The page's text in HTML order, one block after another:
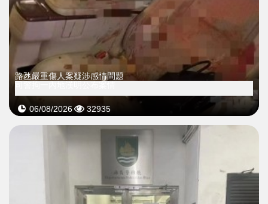
​路氹嚴重傷人案疑涉感情問題
06/08/2026 32935